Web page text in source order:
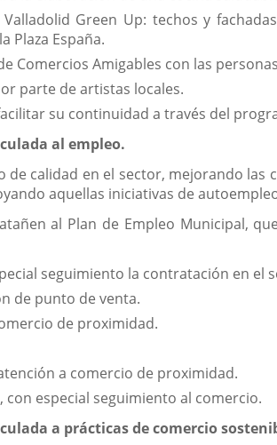
Green Up: techos y
Plaza España.
Comercios Amigables con las
parte de artistas locales.
su continuidad a través del
al empleo.
calidad en el sector, mejorando
aquellas iniciativas de
al Plan de Empleo Municipal,
seguimiento la contratación en el
de punto de venta.
de proximidad.
a comercio de proximidad.
especial seguimiento al comercio.
a prácticas de comercio